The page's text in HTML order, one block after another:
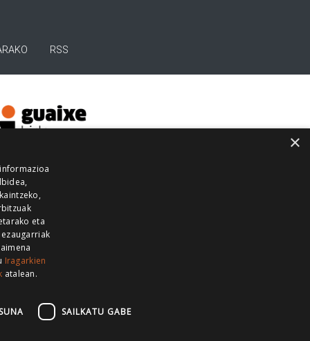
RSS
GUKA
GUKA ZUMAIA GUKA
×
eta
Iragarkien
atalean.
SAILKATU GABE